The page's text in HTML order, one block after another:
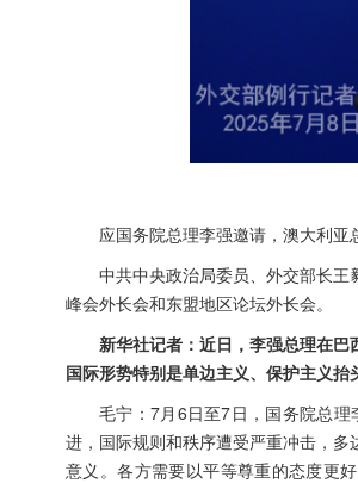
应国务院总理李强邀请，澳大利
中共中央政治局委员、外交部长
峰会外长会和东盟地区论坛外长会。
新华社记者：近日，李强总理在
国际形势特别是单边主义、保护主义
毛宁：7月6日至7日，国务院总
进，国际规则和秩序遭受严重冲击，
意义。各方需要以平等尊重的态度更